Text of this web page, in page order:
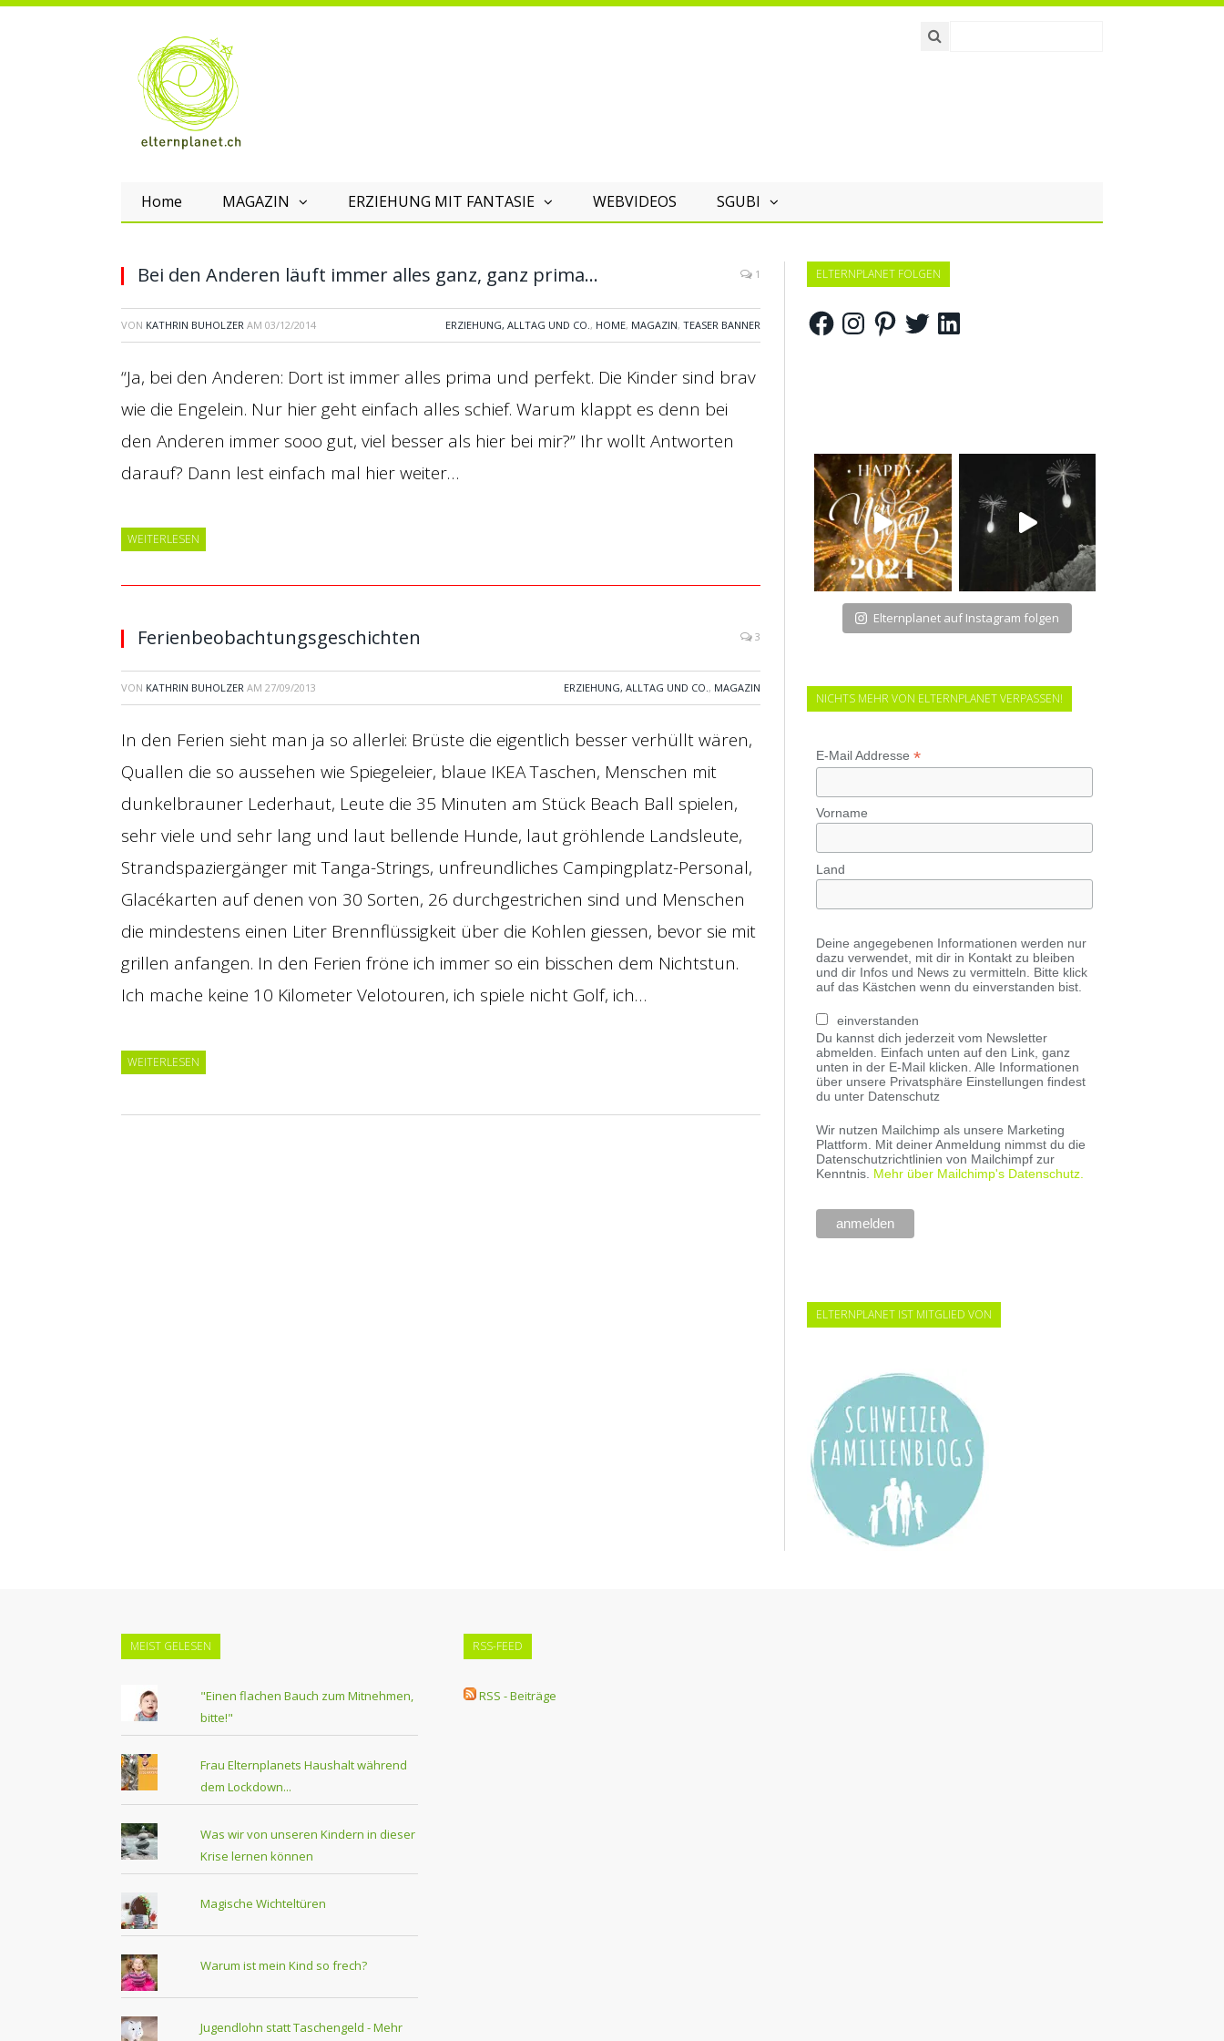
Home MAGAZIN ERZIEHUNG MIT FANTASIE WEBVIDEOS SGUBI
Bei den Anderen läuft immer alles ganz, ganz prima… 1
VON KATHRIN BUHOLZER AM 03/12/2014 ERZIEHUNG, ALLTAG UND CO., HOME, MAGAZIN, TEASER BANNER
“Ja, bei den Anderen: Dort ist immer alles prima und perfekt. Die Kinder sind brav
wie die Engelein. Nur hier geht einfach alles schief. Warum klappt es denn bei
den Anderen immer sooo gut, viel besser als hier bei mir?” Ihr wollt Antworten
darauf? Dann lest einfach mal hier weiter…
WEITERLESEN
Ferienbeobachtungsgeschichten 3
VON KATHRIN BUHOLZER AM 27/09/2013 ERZIEHUNG, ALLTAG UND CO., MAGAZIN
In den Ferien sieht man ja so allerlei: Brüste die eigentlich besser verhüllt wären,
Quallen die so aussehen wie Spiegeleier, blaue IKEA Taschen, Menschen mit
dunkelbrauner Lederhaut, Leute die 35 Minuten am Stück Beach Ball spielen,
sehr viele und sehr lang und laut bellende Hunde, laut gröhlende Landsleute,
Strandspaziergänger mit Tanga-Strings, unfreundliches Campingplatz-Personal,
Glacékarten auf denen von 30 Sorten, 26 durchgestrichen sind und Menschen
die mindestens einen Liter Brennflüssigkeit über die Kohlen giessen, bevor sie mit
grillen anfangen. In den Ferien fröne ich immer so ein bisschen dem Nichtstun.
Ich mache keine 10 Kilometer Velotouren, ich spiele nicht Golf, ich…
WEITERLESEN
ELTERNPLANET FOLGEN
FacebookInstagramPinterestTwitterLinkedIn
Elternplanet auf Instagram folgen
NICHTS MEHR VON ELTERNPLANET VERPASSEN!
E-Mail Addresse *
Vorname
Land
Deine angegebenen Informationen werden nur
dazu verwendet, mit dir in Kontakt zu bleiben
und dir Infos und News zu vermitteln. Bitte klick
auf das Kästchen wenn du einverstanden bist.
einverstanden
Du kannst dich jederzeit vom Newsletter
abmelden. Einfach unten auf den Link, ganz
unten in der E-Mail klicken. Alle Informationen
über unsere Privatsphäre Einstellungen findest
du unter Datenschutz
Wir nutzen Mailchimp als unsere Marketing
Plattform. Mit deiner Anmeldung nimmst du die
Datenschutzrichtlinien von Mailchimpf zur
Kenntnis. Mehr über Mailchimp's Datenschutz.
ELTERNPLANET IST MITGLIED VON
MEIST GELESEN
"Einen flachen Bauch zum Mitnehmen,
bitte!"
Frau Elternplanets Haushalt während
dem Lockdown...
Was wir von unseren Kindern in dieser
Krise lernen können
Magische Wichteltüren
Warum ist mein Kind so frech?
Jugendlohn statt Taschengeld - Mehr
RSS-FEED
RSS - Beiträge